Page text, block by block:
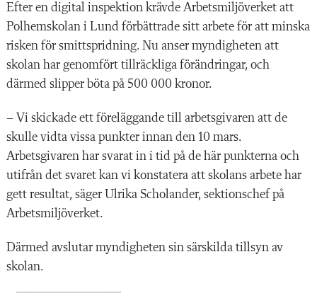
Efter en digital inspektion krävde Arbetsmiljöverket att
Polhemskolan i Lund förbättrade sitt arbete för att minska
risken för smittspridning. Nu anser myndigheten att
skolan har genomfört tillräckliga förändringar, och
därmed slipper böta på 500 000 kronor.
– Vi skickade ett föreläggande till arbetsgivaren att de
skulle vidta vissa punkter innan den 10 mars.
Arbetsgivaren har svarat in i tid på de här punkterna och
utifrån det svaret kan vi konstatera att skolans arbete har
gett resultat, säger Ulrika Scholander, sektionschef på
Arbetsmiljöverket.
Därmed avslutar myndigheten sin särskilda tillsyn av
skolan.